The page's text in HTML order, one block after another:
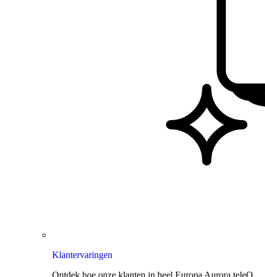
Klantervaringen
Ontdek hoe onze klanten in heel Europa Aurora teleQ